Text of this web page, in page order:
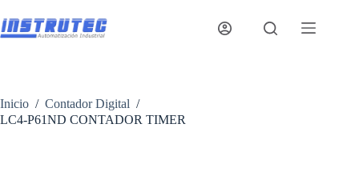
al
contenido
Inicio / Contador Digital /
LC4-P61ND CONTADOR TIMER